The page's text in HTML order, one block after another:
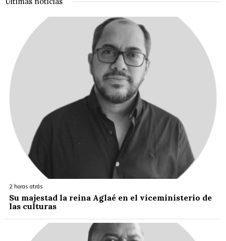
2 horas atrás
Su majestad la reina Aglaé en el viceministerio de
las culturas